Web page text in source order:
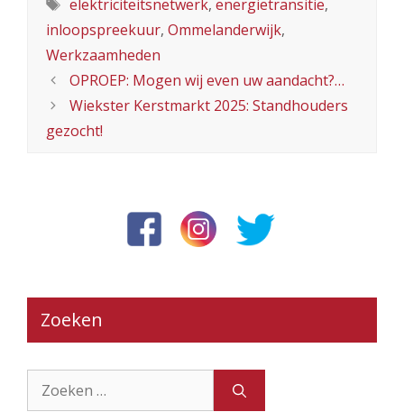
elektriciteitsnetwerk, energietransitie,
inloopspreekuur, Ommelanderwijk,
Werkzaamheden
OPROEP: Mogen wij even uw aandacht?…
Wiekster Kerstmarkt 2025: Standhouders
gezocht!
Zoeken
naar: